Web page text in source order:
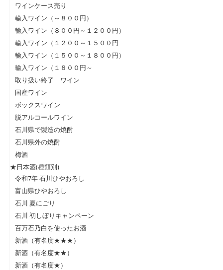
ワインケース売り
輸入ワイン（～８００円）
輸入ワイン（８００円～１２００円）
輸入ワイン（１２００～１５００円
輸入ワイン（１５００～１８００円）
輸入ワイン（１８００円～
取り扱い終了 ワイン
国産ワイン
ボックスワイン
脱アルコールワイン
石川県で製造の焼酎
石川県外の焼酎
梅酒
★日本酒(種類別)
令和7年 石川ひやおろし
富山県ひやおろし
石川 夏にごり
石川 初しぼりキャンペーン
百万石乃白を使ったお酒
新酒（有名度★★★）
新酒（有名度★★）
新酒（有名度★）